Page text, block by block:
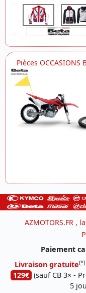
Pièces OCCASIONS
AZMOTORS.FR ,
Paiement
Livraison gratuite(*)
129€ (sauf CB 3× -
5